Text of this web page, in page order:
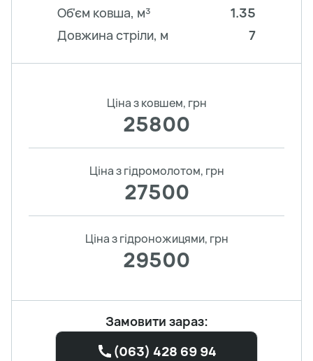
Об'єм ковша, м³
1.35
Довжина стріли, м
7
Ціна з ковшем, грн
25800
Ціна з гідромолотом, грн
27500
Ціна з гідроножицями, грн
29500
Замовити зараз:
(063) 428 69 94